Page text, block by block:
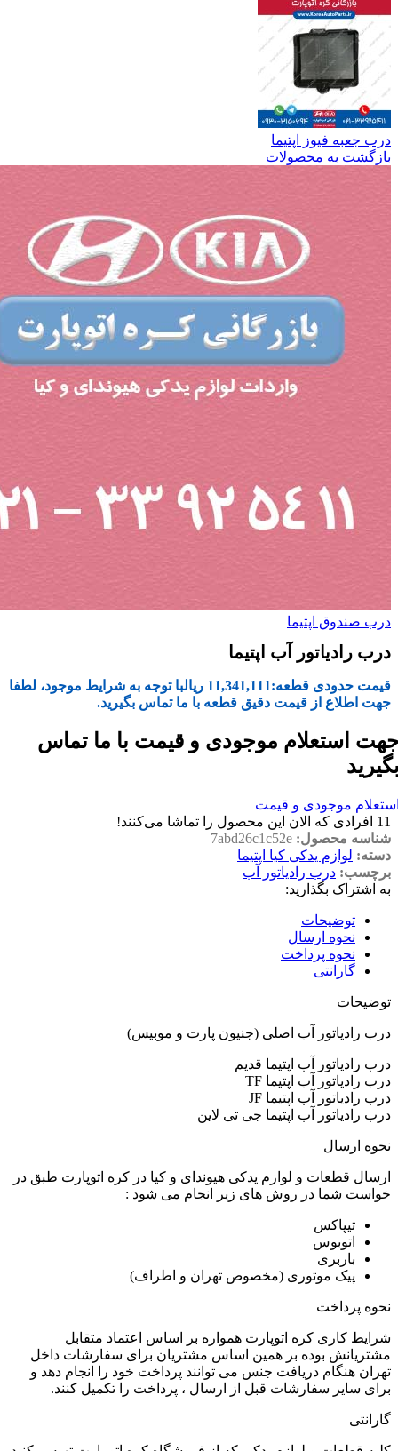
درب جعبه فیوز اپتیما
بازگشت به محصولات
درب صندوق اپتیما
درب رادیاتور آب اپتیما
قیمت حدودی قطعه:11,341,111 ریالبا توجه به شرایط موجود، لطفا
جهت اطلاع از قیمت دقیق قطعه با ما تماس بگیرید.
استعلام موجودی و قیمت با ما تماس
موجودی و قیمت
11 افرادی که الان این محصول را تماشا می‌کنند!
شناسه محصول: 7abd26c1c52e
دسته: لوازم یدکی کیا اپتیما
برچسب: درب رادیاتور آب
به اشتراک بگذارید:
توضیحات
نحوه ارسال
نحوه پرداخت
گارانتی
توضیحات
درب رادیاتور آب اصلی (جنیون پارت و موبیس)
درب رادیاتور آب اپتیما قدیم
درب رادیاتور آب اپتیما TF
درب رادیاتور آب اپتیما JF
درب رادیاتور آب اپتیما جی تی لاین
نحوه ارسال
ارسال قطعات و لوازم یدکی هیوندای و کیا در کره اتوپارت طبق در
خواست شما در روش های زیر انجام می شود :
تیپاکس
اتوبوس
باربری
پیک موتوری (مخصوص تهران و اطراف)
نحوه پرداخت
شرایط کاری کره اتوپارت همواره بر اساس اعتماد متقابل
مشتریانش بوده بر همین اساس مشتریان برای سفارشات داخل
تهران هنگام دریافت جنس می توانند پرداخت خود را انجام دهد و
برای سایر سفارشات قبل از ارسال ، پرداخت را تکمیل کنند.
گارانتی